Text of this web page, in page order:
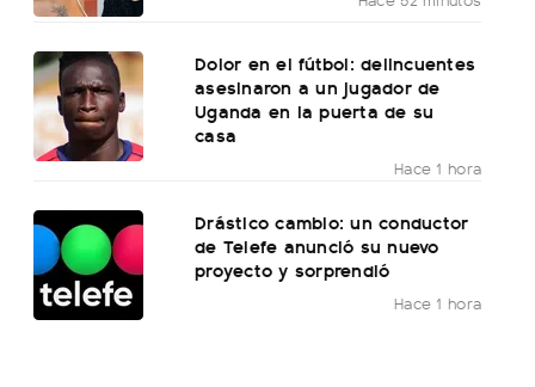
Dolor en el fútbol: delincuentes
asesinaron a un jugador de
Uganda en la puerta de su
casa
Hace 1 hora
Drástico cambio: un conductor
de Telefe anunció su nuevo
proyecto y sorprendió
Hace 1 hora